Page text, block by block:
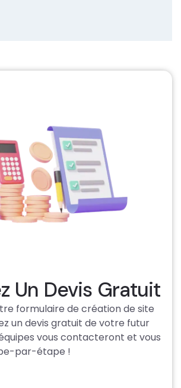
Un Devis Gratuit
formulaire de création de site
un devis gratuit de votre futur
vous contacteront et vous
par-étape !